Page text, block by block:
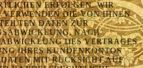
ERFOLGEN. WIR S
DIE VON IHNEN M
DATEN ZUR V
NACH V
DES VERTRAGES O
IHRES KUNDENKONTOS W
MIT RÜCKSICHT AUF S